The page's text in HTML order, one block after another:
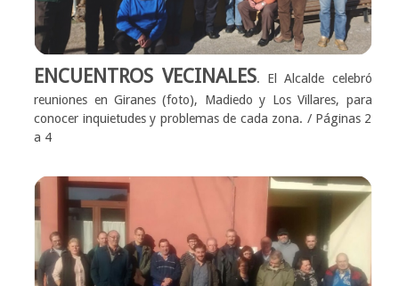
ENCUENTROS VECINALES. El Alcalde celebró
reuniones en Giranes (foto), Madiedo y Los Villares, para
conocer inquietudes y problemas de cada zona. / Páginas 2
a 4